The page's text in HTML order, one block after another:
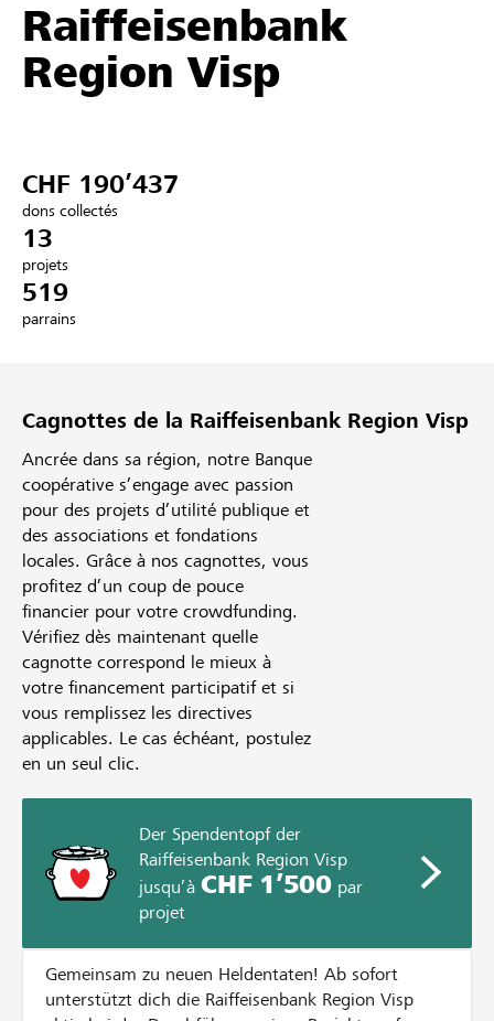
Soutien & assistance
Partenaires / Banques Raiffeisen
Se connecter
S'inscrire
Raiffeisenbank
Region Visp
CHF 190’437
dons collectés
13
projets
519
parrains
Cagnottes de la Raiffeisenbank Region Visp
Ancrée dans sa région, notre Banque
coopérative s’engage avec passion
pour des projets d’utilité publique et
des associations et fondations
locales. Grâce à nos cagnottes, vous
profitez d’un coup de pouce
financier pour votre crowdfunding.
Vérifiez dès maintenant quelle
cagnotte correspond le mieux à
votre financement participatif et si
vous remplissez les directives
applicables. Le cas échéant, postulez
en un seul clic.
Der Spendentopf der
Raiffeisenbank Region Visp
jusqu’à CHF 1’500par
projet
Gemeinsam zu neuen Heldentaten! Ab sofort
unterstützt dich die Raiffeisenbank Region Visp